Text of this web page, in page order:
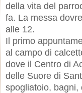
della vita del
fa. La messa
alle 12.
Il primo
al campo di
dove il Centro di
delle Suore di
spogliatoio, bagni,